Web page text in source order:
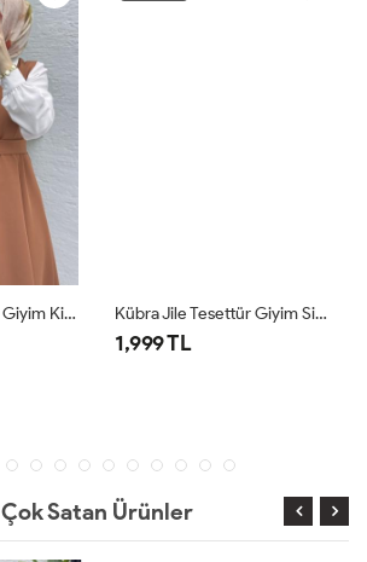
Kübra Jile Tesettür Giyim Kiremit Kübra Jile Tesettür Giyim Siyah
1,999 TL
Çok Satan Ürünler